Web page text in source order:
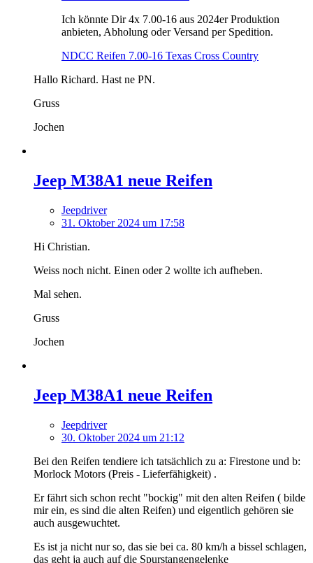
Ich könnte Dir 4x 7.00-16 aus 2024er Produktion
anbieten, Abholung oder Versand per Spedition.
NDCC Reifen 7.00-16 Texas Cross Country
Hallo Richard. Hast ne PN.
Gruss
Jochen
Jeep M38A1 neue Reifen
Jeepdriver
31. Oktober 2024 um 17:58
Hi Christian.
Weiss noch nicht. Einen oder 2 wollte ich aufheben.
Mal sehen.
Gruss
Jochen
Jeep M38A1 neue Reifen
Jeepdriver
30. Oktober 2024 um 21:12
Bei den Reifen tendiere ich tatsächlich zu a: Firestone und b:
Morlock Motors (Preis - Lieferfähigkeit) .
Er fährt sich schon recht "bockig" mit den alten Reifen ( bilde
mir ein, es sind die alten Reifen) und eigentlich gehören sie
auch ausgewuchtet.
Es ist ja nicht nur so, das sie bei ca. 80 km/h a bissel schlagen,
das geht ja auch auf die Spurstangengelenke